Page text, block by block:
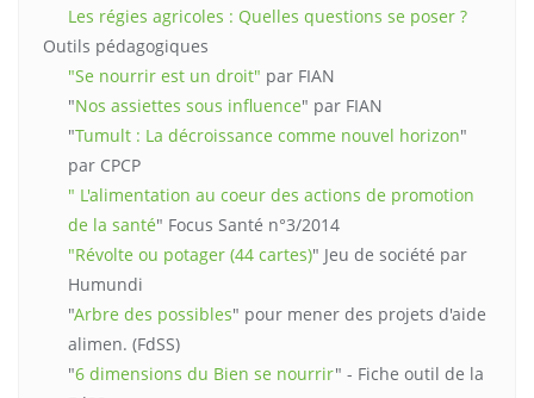
Les régies agricoles : Quelles questions se poser ?
Outils pédagogiques
"Se nourrir est un droit" par FIAN
"Nos assiettes sous influence" par FIAN
"Tumult : La décroissance comme nouvel horizon"
par CPCP
" L'alimentation au coeur des actions de promotion
de la santé" Focus Santé n°3/2014
"Révolte ou potager (44 cartes)" Jeu de société par
Humundi
"Arbre des possibles" pour mener des projets d'aide
alimen. (FdSS)
"6 dimensions du Bien se nourrir" - Fiche outil de la